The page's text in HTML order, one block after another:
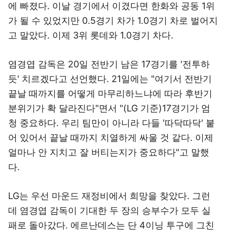
에 빠졌다. 이날 경기에서 이겼다면 한화와 공동 1위
가 될 수 있었지만 0.5경기 차가 1.0경기 차로 벌어지
고 말았다. 이제 3위 롯데와 1.0경기 차다.
염경엽 감독은 20일 전반기 남은 17경기를 '전투하
듯' 치르겠다고 선언했다. 21일에는 "여기서 전반기
끝날 때까지를 어떻게 마무리하느냐에 따라 후반기
분위기가 확 달라진다"면서 "(LG 기준)17경기가 엄
청 중요하다. 우리 팀만이 아니라 다들 '따닥따닥' 붙
어 있어서 끝날 때까지 치열하게 싸울 것 같다. 이제
얼마나 안 지치고 잘 버티는지가 중요하다"고 말했
다.
LG는 우선 마운드 재정비에서 희망을 찾았다. 그런
데 염경엽 감독이 기대한 두 장의 승부수가 모두 실
패로 돌아갔다. 에르난데스는 단 4이닝 투구에 그친